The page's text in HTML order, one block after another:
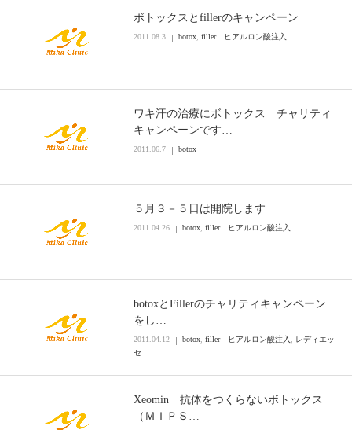
ボトックスとfillerのキャンペーン
2011.08.3 botox, filler ヒアルロン酸注入
ワキ汗の治療にボトックス チャリティ
キャンペーンです…
2011.06.7 botox
５月３－５日は開院します
2011.04.26 botox filler ヒアルロン酸注入
botoxとFillerのチャリティキャンペーン
をし…
2011.04.12 botox, filler ヒアルロン酸注入, レディエッ
セ
Xeomin 抗体をつくらないボトックス
（ＭＩＰＳ…